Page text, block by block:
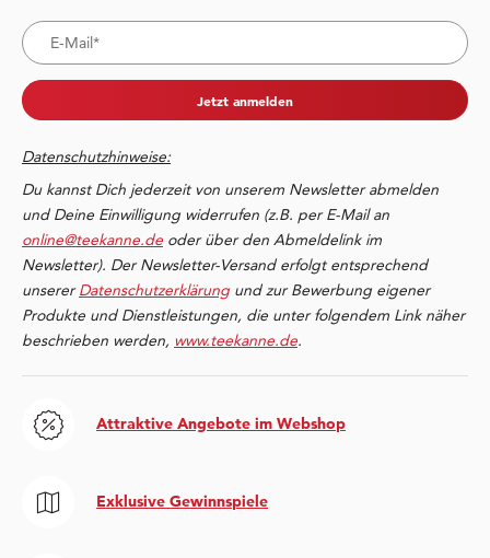
Jetzt anmelden
Datenschutzhinweise:
Du kannst Dich jederzeit von unserem Newsletter abmelden
und Deine Einwilligung widerrufen (z.B. per E-Mail an
online@teekanne.de oder über den Abmeldelink im
Newsletter). Der Newsletter-Versand erfolgt entsprechend
unsererDatenschutzerklärung und zur Bewerbung eigener
Produkte und Dienstleistungen, die unter folgendem Link näher
beschrieben werden, www.teekanne.de.
Attraktive Angebote im Webshop
Exklusive Gewinnspiele